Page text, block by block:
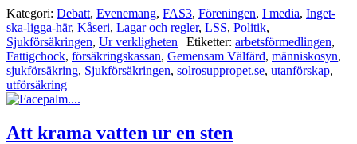
Kategori: Debatt, Evenemang, FAS3, Föreningen, I media, Inget-
ska-ligga-här, Kåseri, Lagar och regler, LSS, Politik,
Sjukförsäkringen, Ur verkligheten | Etiketter: arbetsförmedlingen,
Fattigchock, försäkringskassan, Gemensam Välfärd, människosyn,
sjukförsäkring, Sjukförsäkringen, solrosuppropet.se, utanförskap,
utförsäkring
Att krama vatten ur en sten